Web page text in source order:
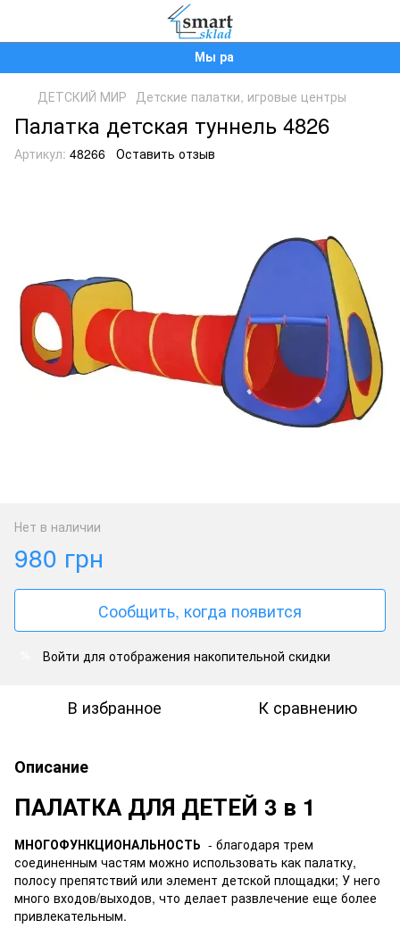
Мы работаем!
ДЕТСКИЙ МИР Детские палатки, игровые центры
Палатка детская туннель 4826
Артикул: 48266 Оставить отзыв
Нет в наличии
980 грн
Сообщить, когда появится
Войти для отображения накопительной скидки
В избранное К сравнению
Описание
ПАЛАТКА ДЛЯ ДЕТЕЙ 3 в 1
МНОГОФУНКЦИОНАЛЬНОСТЬ - благодаря трем
соединенным частям можно использовать как палатку,
полосу препятствий или элемент детской площадки; У него
много входов/выходов, что делает развлечение еще более
привлекательным.